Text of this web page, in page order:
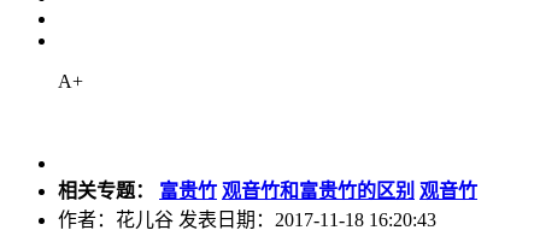
A+
相关专题： 富贵竹 观音竹和富贵竹的区别 观音竹
作者：花儿谷 发表日期：2017-11-18 16:20:43